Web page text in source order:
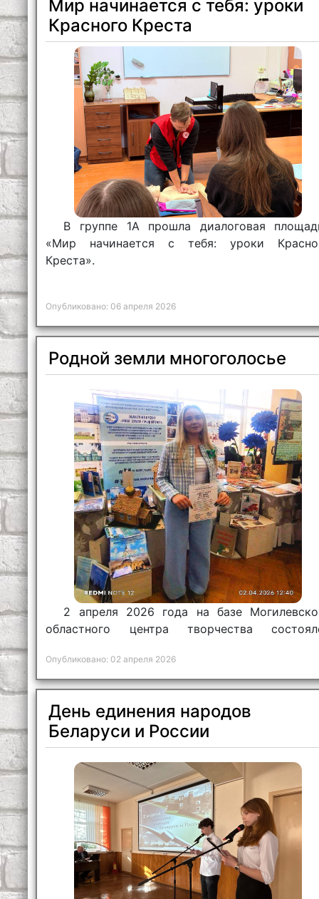
Мир начинается с тебя: уроки
Красного Креста
В группе 1А прошла диалоговая
«Мир начинается с тебя: уроки
Креста».
Опубликовано: 06 апреля 2026
Родной земли многоголосье
2 апреля 2026 года на базе
областного центра творчества
многоголосье»
Опубликовано: 02 апреля 2026
День единения народов
Беларуси и России